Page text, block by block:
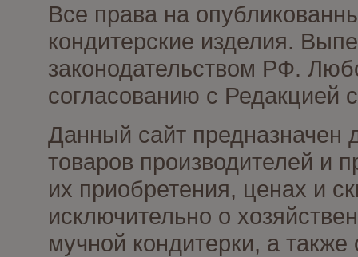
Все права на
кондитерские изделия.
законодательством РФ.
согласованию с Редакцией
Данный сайт предназначен
товаров производителей и
их приобретения, ценах и
исключительно о
мучной кондитерки, а